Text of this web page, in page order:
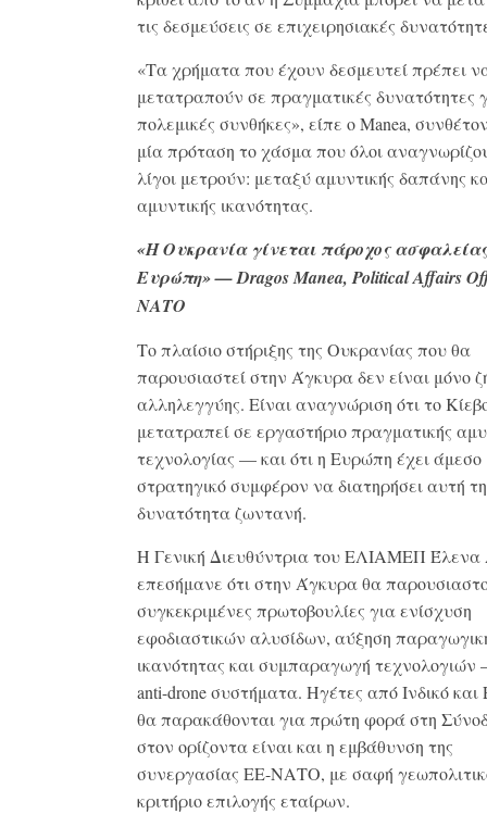
τις δεσμεύσεις σε επιχειρησιακές
«Τα χρήματα που έχουν δεσμευτεί πρέπει
μετατραπούν σε πραγματικές δυνατότητες
πολεμικές συνθήκες», είπε ο Manea,
μία πρόταση το χάσμα που όλοι
λίγοι μετρούν: μεταξύ αμυντικής δαπάνης
αμυντικής ικανότητας.
«Η Ουκρανία γίνεται πάροχος
Ευρώπη» — Dragos Manea, Political Affairs
ΝΑΤΟ
Το πλαίσιο στήριξης της Ουκρανίας που θα
παρουσιαστεί στην Άγκυρα δεν είναι μόνο
αλληλεγγύης. Είναι αναγνώριση ότι το
μετατραπεί σε εργαστήριο πραγματικής
τεχνολογίας — και ότι η Ευρώπη έχει άμεσο
στρατηγικό συμφέρον να διατηρήσει αυτή τη
δυνατότητα ζωντανή.
Η Γενική Διευθύντρια του ΕΛΙΑΜΕΠ
επεσήμανε ότι στην Άγκυρα θα
συγκεκριμένες πρωτοβουλίες για ενίσχυση
εφοδιαστικών αλυσίδων, αύξηση
ικανότητας και συμπαραγωγή τεχνολογιών
anti-drone συστήματα. Ηγέτες από Ινδικό και
θα παρακάθονται για πρώτη φορά στη
στον ορίζοντα είναι και η εμβάθυνση της
συνεργασίας ΕΕ-ΝΑΤΟ, με σαφή
κριτήριο επιλογής εταίρων.